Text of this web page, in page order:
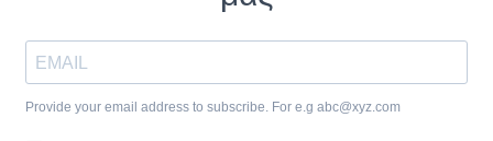
Provide your email address to subscribe. For e.g abc@xyz.com